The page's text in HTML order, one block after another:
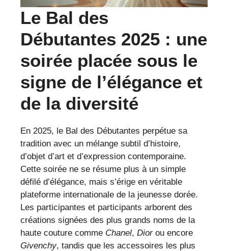
Le Bal des
Débutantes 2025 : une
soirée placée sous le
signe de l’élégance et
de la diversité
En 2025, le Bal des Débutantes perpétue sa
tradition avec un mélange subtil d’histoire,
d’objet d’art et d’expression contemporaine.
Cette soirée ne se résume plus à un simple
défilé d’élégance, mais s’érige en véritable
plateforme internationale de la jeunesse dorée.
Les participantes et participants arborent des
créations signées des plus grands noms de la
haute couture comme Chanel, Diorou encore
Givenchy, tandis que les accessoires les plus